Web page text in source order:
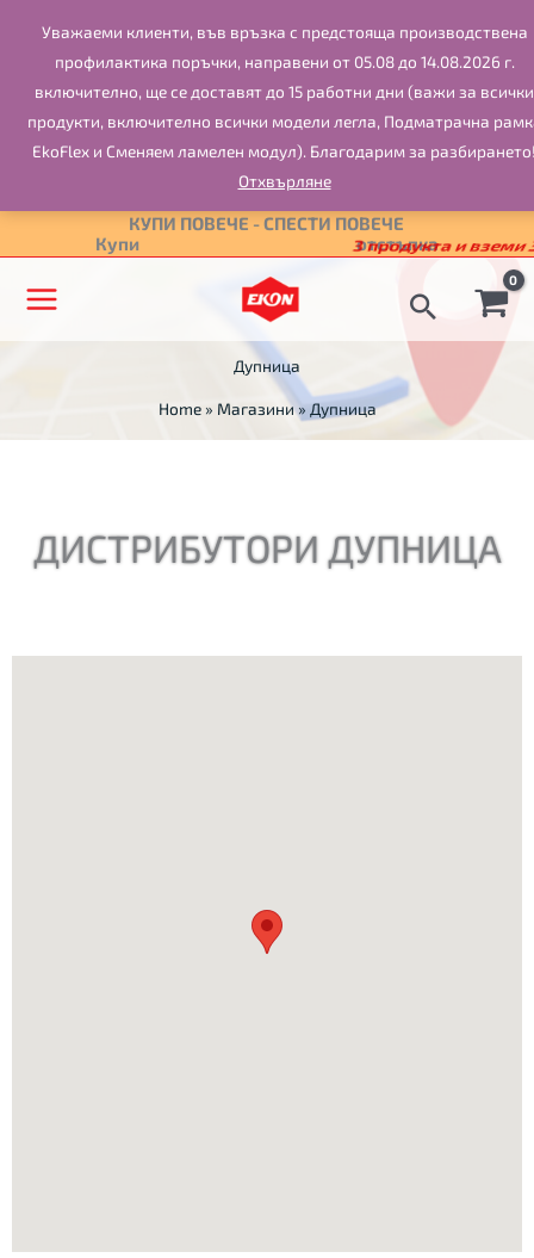
Уважаеми клиенти, във връзка с предстоящa производствена
профилактика поръчки, направени от 05.08 до 14.08.2026 г.
включително, ще се доставят до 15 работни дни (важи за всички
продукти, включително всички модели легла, Подматрачна
EkoFlex и Сменяем ламелен модул). Благодарим за разбирането!
Отхвърляне
КУПИ ПОВЕЧЕ - СПЕСТИ ПОВЕЧЕ
Купи
отстъпка
Дупница
Home » Магазини» Дупница
ДИСТРИБУТОРИ ДУПНИЦА